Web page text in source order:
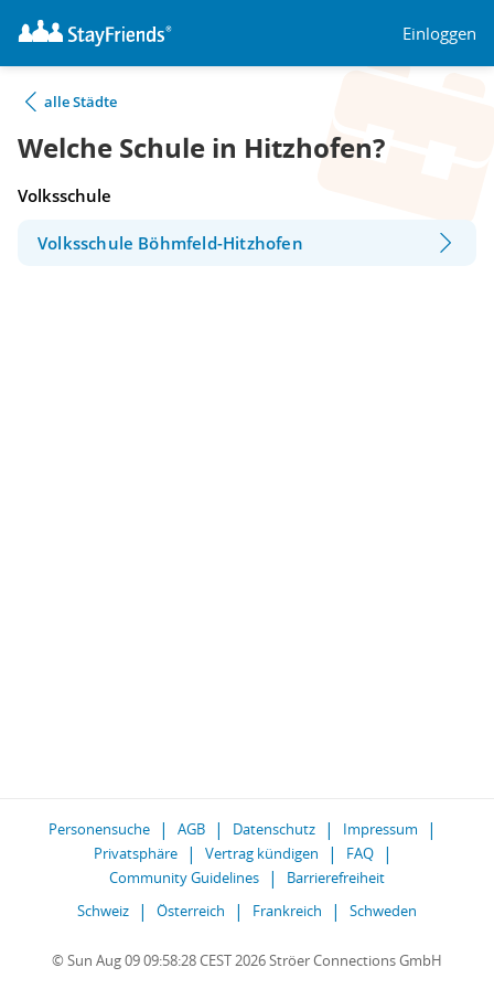
Einloggen
alle Städte
Welche Schule in Hitzhofen?
Volksschule
Volksschule Böhmfeld-Hitzhofen
Personensuche AGB Datenschutz
Impressum
Privatsphäre
Vertrag kündigen
FAQ
Community Guidelines
Barrierefreiheit
Schweiz
Österreich Frankreich Schweden
© Sun Aug 09 09:58:28 CEST 2026 Ströer Connections GmbH